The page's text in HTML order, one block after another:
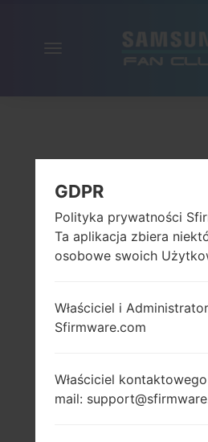
GDPR
Polityka prywatności
Ta aplikacja zbiera
osobowe swoich
Właściciel i
Sfirmware.com
Właściciel
mail: